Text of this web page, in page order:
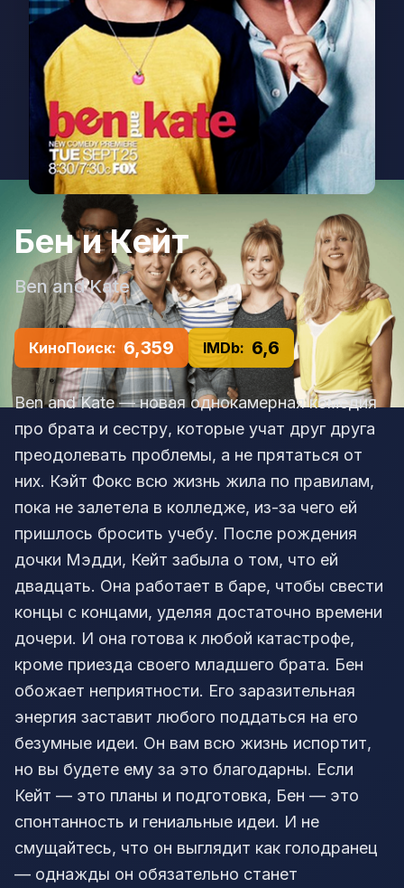
Бен и Кейт
Ben and Kate
КиноПоиск: 6,359 IMDb: 6,6
Ben and Kate — новая однокамерная комедия
про брата и сестру, которые учат друг друга
преодолевать проблемы, а не прятаться от
них. Кэйт Фокс всю жизнь жила по правилам,
пока не залетела в колледже, из-за чего ей
пришлось бросить учебу. После рождения
дочки Мэдди, Кейт забыла о том, что ей
двадцать. Она работает в баре, чтобы свести
концы с концами, уделяя достаточно времени
дочери. И она готова к любой катастрофе,
кроме приезда своего младшего брата. Бен
обожает неприятности. Его заразительная
энергия заставит любого поддаться на его
безумные идеи. Он вам всю жизнь испортит,
но вы будете ему за это благодарны. Если
Кейт — это планы и подготовка, Бен — это
спонтанность и гениальные идеи. И не
смущайтесь, что он выглядит как голодранец
— однажды он обязательно станет